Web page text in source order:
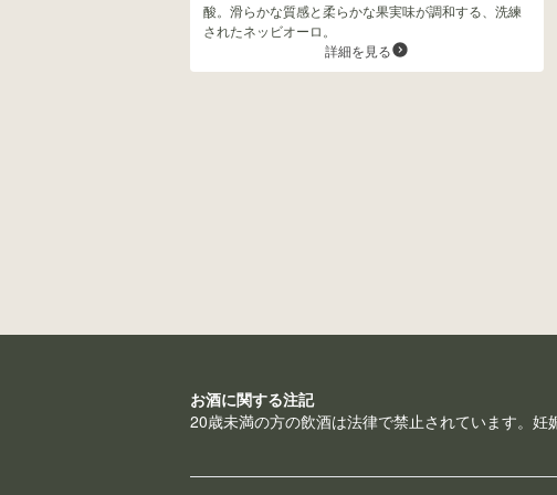
酸。滑らかな質感と柔らかな果実味が調和する、洗練
されたネッビオーロ。
詳細を見る
お酒に関する注記
20歳未満の方の飲酒は法律で禁止されています。妊